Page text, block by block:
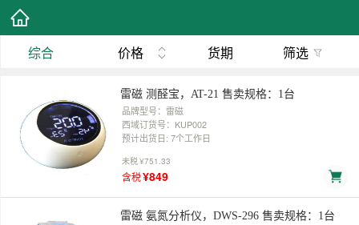
综合 价格 货期 筛选
雷磁 测醛宝，AT-21 售卖规格：1台
品牌型号：雷磁
西域订货号：KUP002
预计出货日: 7个工作日
未税¥751.33
含税¥849
雷磁 氨氮分析仪，DWS-296 售卖规格：1台